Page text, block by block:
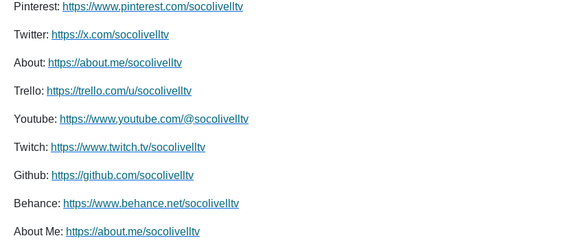
Pinterest: https://www.pinterest.com/socolivelltv
Twitter: https://x.com/socolivelltv
About: https://about.me/socolivelltv
Trello: https://trello.com/u/socolivelltv
Youtube: https://www.youtube.com/@socolivelltv
Twitch: https://www.twitch.tv/socolivelltv
Github: https://github.com/socolivelltv
Behance: https://www.behance.net/socolivelltv
About Me: https://about.me/socolivelltv